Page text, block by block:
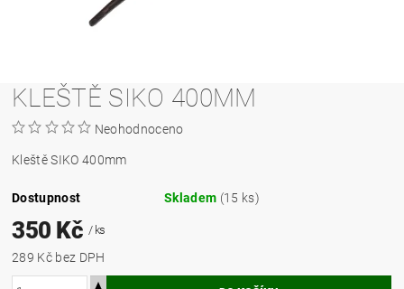
KLEŠTĚ SIKO 400MM
Neohodnoceno
Kleště SIKO 400mm
Dostupnost Skladem (15 ks)
350 Kč / ks
289 Kč bez DPH